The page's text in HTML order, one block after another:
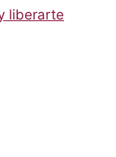
liberarte